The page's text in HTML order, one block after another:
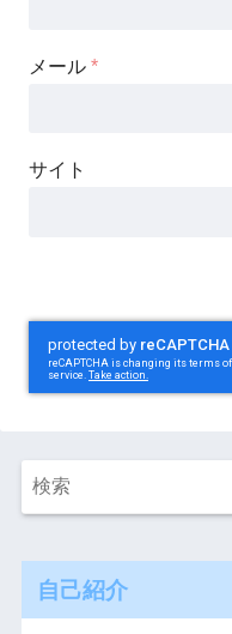
メール *
サイト
自己紹介